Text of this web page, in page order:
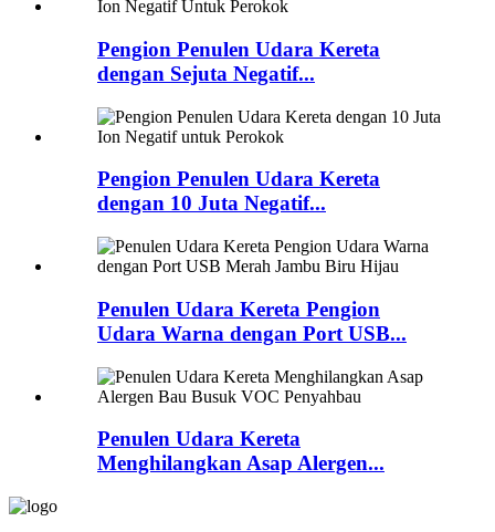
Pengion Penulen Udara Kereta
dengan Sejuta Negatif...
Pengion Penulen Udara Kereta
dengan 10 Juta Negatif...
Penulen Udara Kereta Pengion
Udara Warna dengan Port USB...
Penulen Udara Kereta
Menghilangkan Asap Alergen...